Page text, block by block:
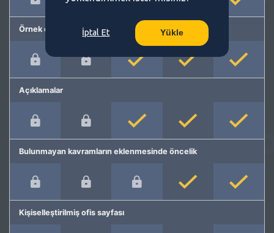
Örnek cümleler
Açıklamalar
Bulunmayan kavramların eklenmesinde öncelik
Kişiselleştirilmiş ofis sayfası
İptal Et Yükle